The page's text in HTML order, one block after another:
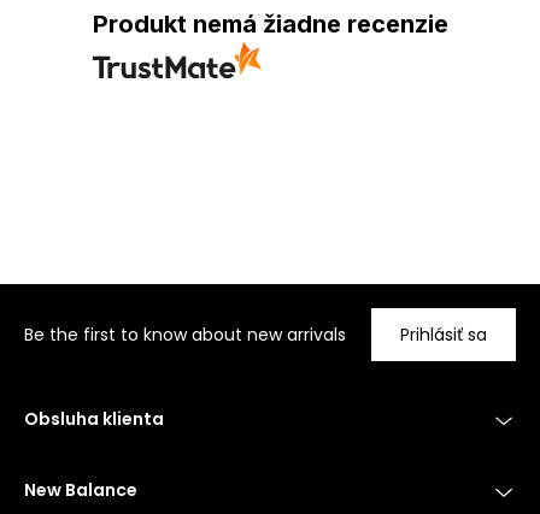
Produkt nemá žiadne recenzie
Be the first to know about new arrivals Prihlásiť sa
Obsluha klienta
New Balance